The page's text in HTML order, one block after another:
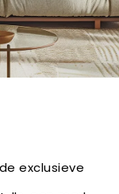
exclusieve